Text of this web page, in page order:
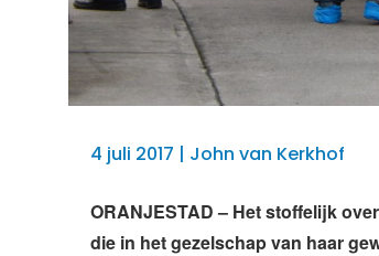
4 juli 2017 | John van Kerkhof
ORANJESTAD – Het stoffelijk
die in het gezelschap van haar